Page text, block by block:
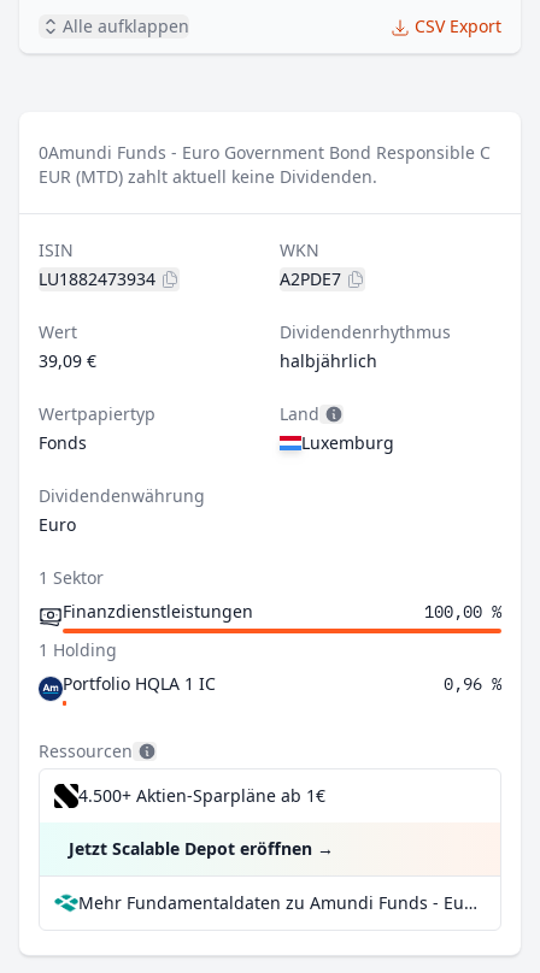
Alle aufklappen CSV Export
0Amundi Funds - Euro Government Bond Responsible C
EUR (MTD) zahlt aktuell keine Dividenden.
ISIN
LU1882473934
WKN
A2PDE7
Wert
39,09 €
Dividendenrhythmus
halbjährlich
Wertpapiertyp
Fonds
Land
Luxemburg
Dividendenwährung
Euro
1 Sektor
Finanzdienstleistungen
100,00 %
1 Holding
Portfolio HQLA 1 IC
0,96 %
Ressourcen
4.500+ Aktien-Sparpläne ab 1€
Jetzt Scalable Depot eröffnen →
Mehr Fundamentaldaten zu Amundi Funds - Euro Government Bond Responsible C EUR (MTD) bei Parqet